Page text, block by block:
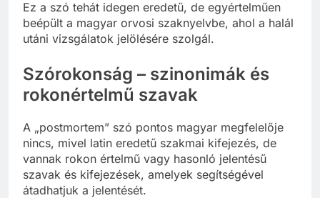
Ez a szó tehát idegen eredetű, de egyértelműen
beépült a magyar orvosi szaknyelvbe, ahol a halál
utáni vizsgálatok jelölésére szolgál.
Szórokonság – szinonimák és
rokonértelmű szavak
A „postmortem” szó pontos magyar megfelelője
nincs, mivel latin eredetű szakmai kifejezés, de
vannak rokon értelmű vagy hasonló jelentésű
szavak és kifejezések, amelyek segítségével
átadhatjuk a jelentését.